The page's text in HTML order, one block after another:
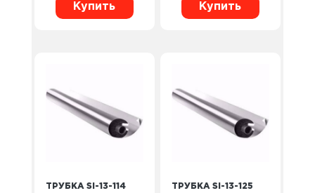
Купить Купить
ТРУБКА SI-13-114 ТРУБКА SI-13-125